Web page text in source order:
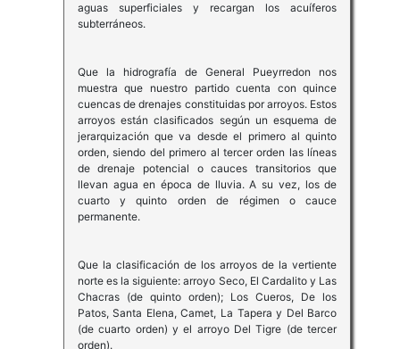
aguas superficiales y recargan los acuíferos
subterráneos.
Que la hidrografía de General Pueyrredon nos
muestra que nuestro partido cuenta con quince
cuencas de drenajes constituidas por arroyos. Estos
arroyos están clasificados según un esquema de
jerarquización que va desde el primero al quinto
orden, siendo del primero al tercer orden las líneas
de drenaje potencial o cauces transitorios que
llevan agua en época de lluvia. A su vez, los de
cuarto y quinto orden de régimen o cauce
permanente.
Que la clasificación de los arroyos de la vertiente
norte es la siguiente: arroyo Seco, El Cardalito y Las
Chacras (de quinto orden); Los Cueros, De los
Patos, Santa Elena, Camet, La Tapera y Del Barco
(de cuarto orden) y el arroyo Del Tigre (de tercer
orden).